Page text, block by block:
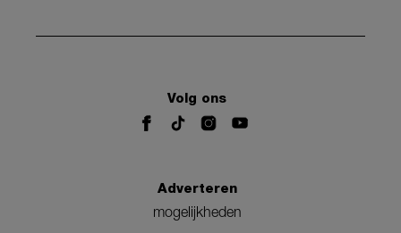
Volg ons
Adverteren
mogelijkheden